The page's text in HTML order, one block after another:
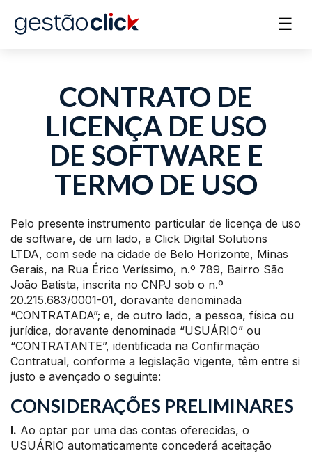
☰
CONTRATO DE
LICENÇA DE USO
DE SOFTWARE E
TERMO DE USO
Pelo presente instrumento particular de licença de uso
de software, de um lado, a Click Digital Solutions
LTDA, com sede na cidade de Belo Horizonte, Minas
Gerais, na Rua Érico Veríssimo, n.º 789, Bairro São
João Batista, inscrita no CNPJ sob o n.º
20.215.683/0001-01, doravante denominada
“CONTRATADA”; e, de outro lado, a pessoa, física ou
jurídica, doravante denominada “USUÁRIO” ou
“CONTRATANTE”, identificada na Confirmação
Contratual, conforme a legislação vigente, têm entre si
justo e avençado o seguinte:
CONSIDERAÇÕES PRELIMINARES
I. Ao optar por uma das contas oferecidas, o
USUÁRIO automaticamente concederá aceitação